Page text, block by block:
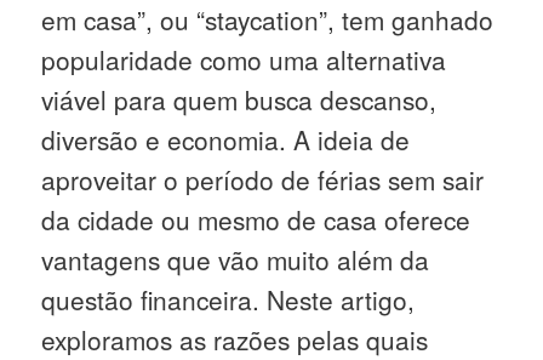
em casa”, ou “staycation”, tem ganhado
popularidade como uma alternativa
viável para quem busca descanso,
diversão e economia. A ideia de
aproveitar o período de férias sem sair
da cidade ou mesmo de casa oferece
vantagens que vão muito além da
questão financeira. Neste artigo,
exploramos as razões pelas quais